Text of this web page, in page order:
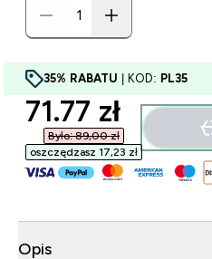
35% RABATU | KOD: PL35
discounted
71.77 zł‎
Było: 89,00 zł‎
oszczędzasz 17,23 zł‎
Opis